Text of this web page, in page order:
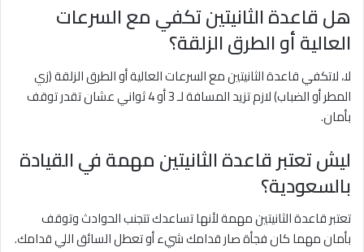
هل قاعدة الثانيتين تكفي مع السرعات
العالية أو الطرق الزلقة؟
لا، لاتكفي قاعدة الثانيتين مع السرعات العالية أو الطرق الزلقة (زي
المطر أو الضباب) لازم تزيد المسافة لـ 3 أو 4 ثواني عشان تقدر توقف
بأمان.
ليش تعتبر قاعدة الثانيتين مهمة في القيادة
بالسعودية؟
تعتبر قاعدة الثانيتين مهمة لأنها تساعدك تتجنب الحوادث وتوقف
بأمان مهما كان فجأة صار قدامك شيء أو تعطل السائق اللي قدامك.